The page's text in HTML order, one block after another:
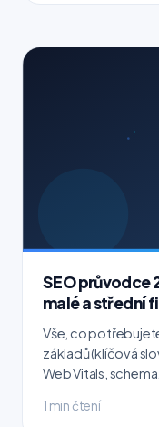
SEO průvodce
malé a střední
Vše, co
základů (klíčová
Web Vitals,
1 min čtení